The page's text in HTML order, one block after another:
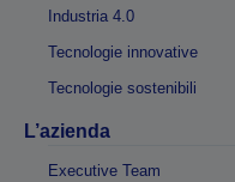
Industria 4.0
Tecnologie innovative
Tecnologie sostenibili
L’azienda
Executive Team